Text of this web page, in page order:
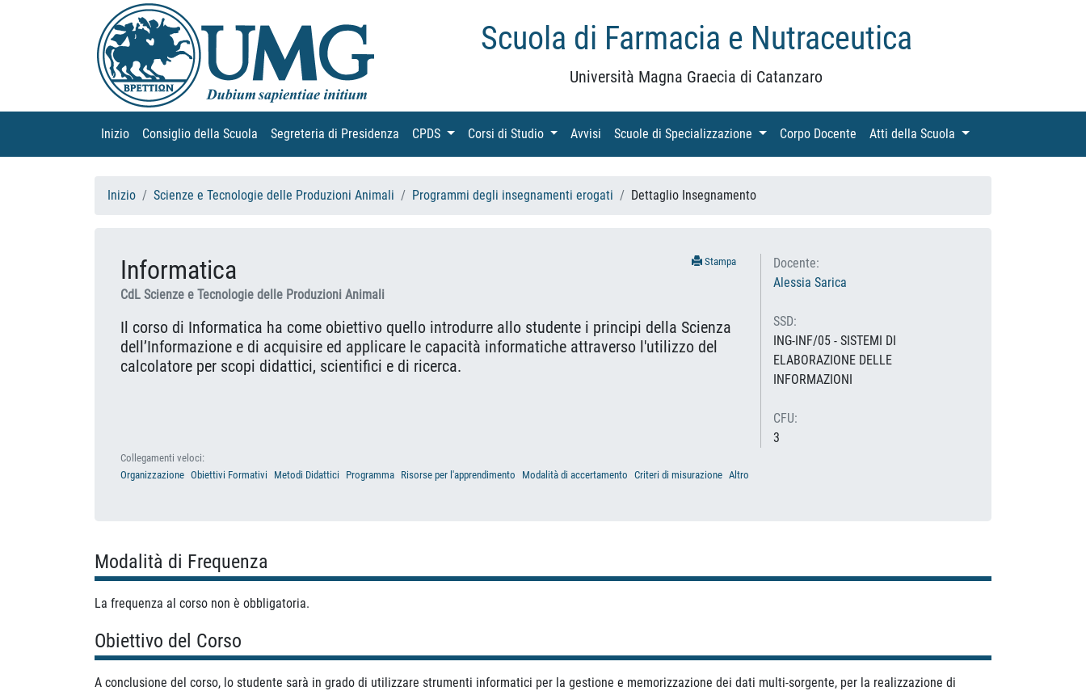
Scuola di Farmacia e Nutraceutica
Università Magna Graecia di Catanzaro
Inizio (current)
Consiglio della Scuola (current)
Segreteria di Presidenza (current)
CPDS (current)Corsi di Studio (current)
Avvisi (current)
Scuole di Specializzazione (current)Corpo Docente (current)
Atti della Scuola (current)
Inizio Scienze e Tecnologie delle Produzioni Animali Programmi degli insegnamenti erogati Dettaglio Insegnamento
Stampa
Informatica
CdL Scienze e Tecnologie delle Produzioni Animali
Il corso di Informatica ha come obiettivo quello introdurre allo studente i principi della Scienza
dell’Informazione e di acquisire ed applicare le capacità informatiche attraverso l'utilizzo del
calcolatore per scopi didattici, scientifici e di ricerca.
Docente:
Alessia Sarica
SSD:
ING-INF/05 - SISTEMI DI
ELABORAZIONE DELLE
INFORMAZIONI
CFU:
3
Collegamenti veloci:
Organizzazione Obiettivi Formativi Metodi Didattici Programma Risorse per l'apprendimento Modalità di accertamento Criteri di misurazione Altro
Modalità di Frequenza
La frequenza al corso non è obbligatoria.
Obiettivo del Corso
A conclusione del corso, lo studente sarà in grado di utilizzare strumenti informatici per la gestione e memorizzazione dei dati multi-sorgente, per la realizzazione di